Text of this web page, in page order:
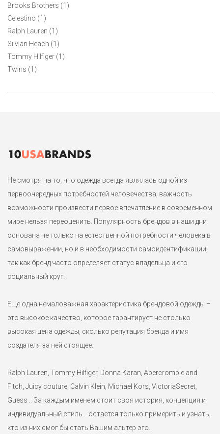
Юбка Tommy Hilfiger S
5500 ₽
Джинсы Ralph Lauren S
Brooks Brothers (1)
Celestino (1)
Ralph Lauren (1)
Silvian Heach (1)
Tommy Hilfiger (1)
Twins (1)
Не смотря на то, что одежда всегда являлась одной из
первоочередных потребностей человечества, важность
возможности произвести первое впечатление в современном
мире нельзя переоценить. Популярность брендов в наши дни
основана не только на естественной потребности человека в
самовыражении, но и в необходимости самоидентификации,
так как бренд часто определяет статус владельца и его
социальный круг.
Еще одна немаловажная характеристика брендовой одежды –
это высокое качество, которое гарантирует не столько
высокая цена одежды, сколько репутация бренда и имя
создателя за ней стоящее.
Ralph Lauren, Tommy Hilfiger, Donna Karan, Abercrombie and
Fitch, Juicy couture, Calvin Klein, Michael Kors, VictoriaSecret,
Guess .. За каждым именем стоит своя история, концепция и
индивидуальный стиль... остается только примерить и узнать,
кто из них смог бы стать Вашим альтер эго..